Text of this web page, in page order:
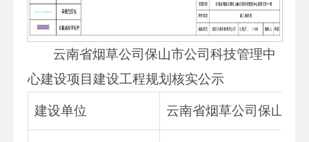
云南省烟草公司保山市公司科技管理中
心建设项目建设工程规划核实公示
建设单位 云南省烟草公司保山市